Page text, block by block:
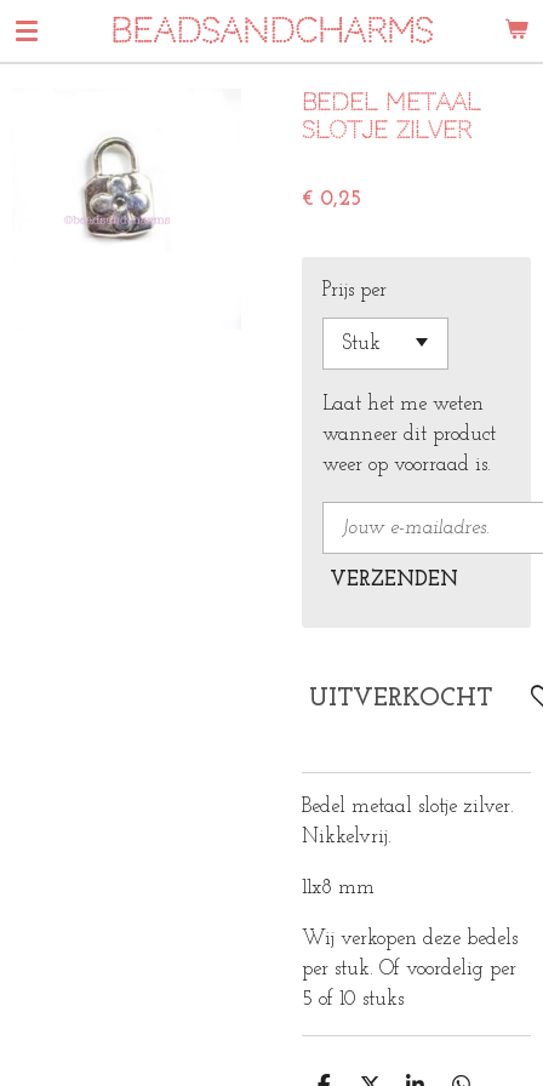
Ga
direct
hoofdinhoud
BEADSANDCHARMS
Bedel metaal
slotje zilver
€ 0,25
Prijs per
Laat het me weten
wanneer dit product
weer op voorraad is.
VERZENDEN
UITVERKOCHT
Bedel metaal slotje zilver.
Nikkelvrij.
11x8 mm
Wij verkopen deze bedels
per stuk. Of voordelig per
5 of 10 stuks